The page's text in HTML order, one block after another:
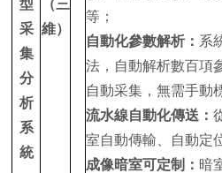
型
采
集
分
析
系
統
（三
維）
等；
自動化參數解析： 系
法，自動解析數百項
自動采集，無需手動
流水線自動化傳送：
室自動傳輸、自動定
成像暗室可定制： 暗